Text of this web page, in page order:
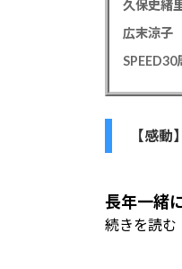
広末涼子
SPEED30
【感
長年一緒
続きを読む